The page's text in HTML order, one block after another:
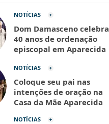
NOTÍCIAS
Dom Damasceno celebra
40 anos de ordenação
episcopal em Aparecida
NOTÍCIAS
Coloque seu pai nas
intenções de oração na
Casa da Mãe Aparecida
NOTÍCIAS